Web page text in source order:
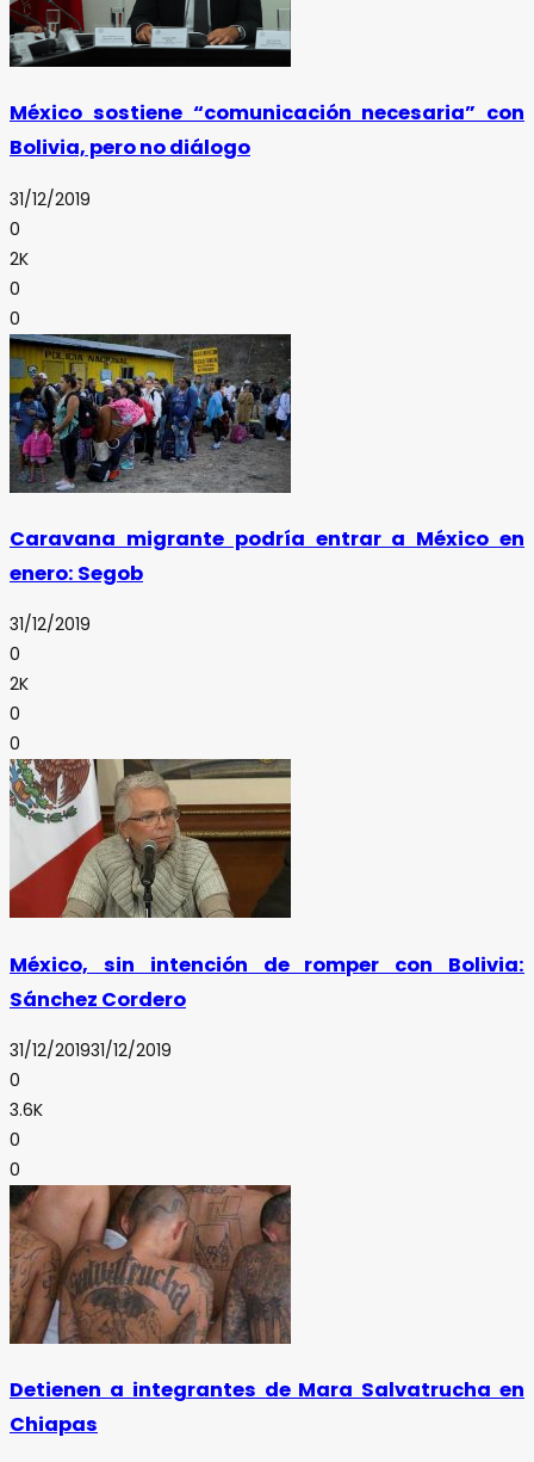
México sostiene “comunicación necesaria” con
Bolivia, pero no diálogo
31/12/2019
0
2K
0
0
Caravana migrante podría entrar a México en
enero: Segob
31/12/2019
0
2K
0
0
México, sin intención de romper con Bolivia:
Sánchez Cordero
31/12/201931/12/2019
0
3.6K
0
0
Detienen a integrantes de Mara Salvatrucha en
Chiapas